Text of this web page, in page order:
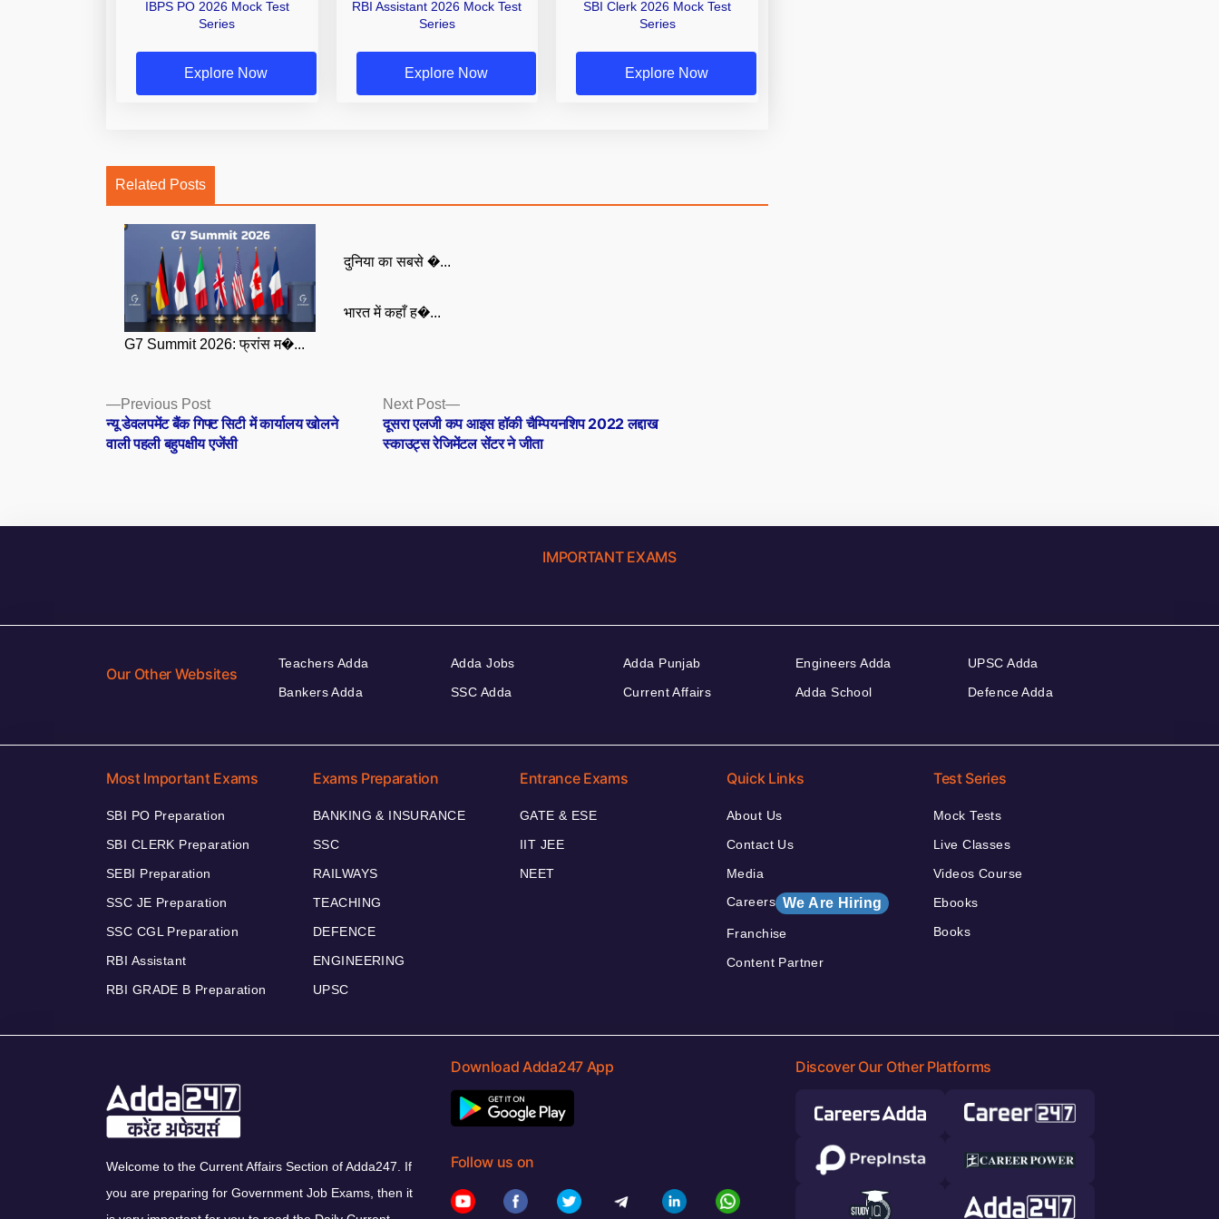
IBPS PO 2026 Mock Test
Series
Explore Now
RBI Assistant 2026 Mock Test
Series
Explore Now
SBI Clerk 2026 Mock Test
Series
Explore Now
Related Posts
G7 Summit 2026: फ्रांस म�...
दुनिया का सबसे �...
भारत में कहाँ ह�...
Posts
navigation
Previous PostPrevious
post:
न्यू डेवलपमेंट बैंक गिफ्ट सिटी में कार्यालय खोलने
वाली पहली बहुपक्षीय एजेंसी
Next Post
Next
post:
दूसरा एलजी कप आइस हॉकी चैम्पियनशिप 2022 लद्दाख
स्काउट्स रेजिमेंटल सेंटर ने जीता
IMPORTANT EXAMS
Our Other Websites
Teachers Adda
Bankers Adda
Adda Jobs
SSC Adda
Adda Punjab
Current Affairs
Engineers Adda
Adda School
UPSC Adda
Defence Adda
Most Important Exams
SBI PO Preparation
SBI CLERK Preparation
SEBI Preparation
SSC JE Preparation
SSC CGL Preparation
RBI Assistant
RBI GRADE B Preparation
Exams Preparation
BANKING & INSURANCE
SSC
RAILWAYS
TEACHING
DEFENCE
ENGINEERING
UPSC
Entrance Exams
GATE & ESE
IIT JEE
NEET
Quick Links
About Us
Contact Us
Media
Careers We Are Hiring
Franchise
Content Partner
Test Series
Mock Tests
Live Classes
Videos Course
Ebooks
Books
Welcome to the Current Affairs Section of Adda247. If
you are preparing for Government Job Exams, then it
Download Adda247 App
Follow us on
Discover Our Other Platforms